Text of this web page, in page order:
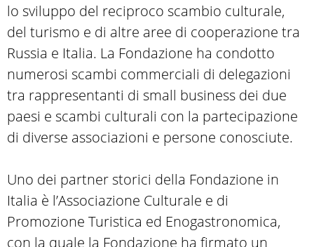
lo sviluppo del reciproco scambio culturale,
del turismo e di altre aree di cooperazione tra
Russia e Italia. La Fondazione ha condotto
numerosi scambi commerciali di delegazioni
tra rappresentanti di small business dei due
paesi e scambi culturali con la partecipazione
di diverse associazioni e persone conosciute.
Uno dei partner storici della Fondazione in
Italia è l’Associazione Culturale e di
Promozione Turistica ed Enogastronomica,
con la quale la Fondazione ha firmato un